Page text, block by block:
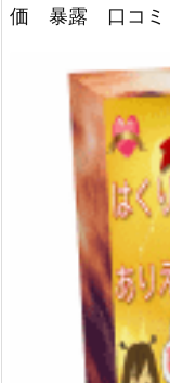
価 暴露 口コミ